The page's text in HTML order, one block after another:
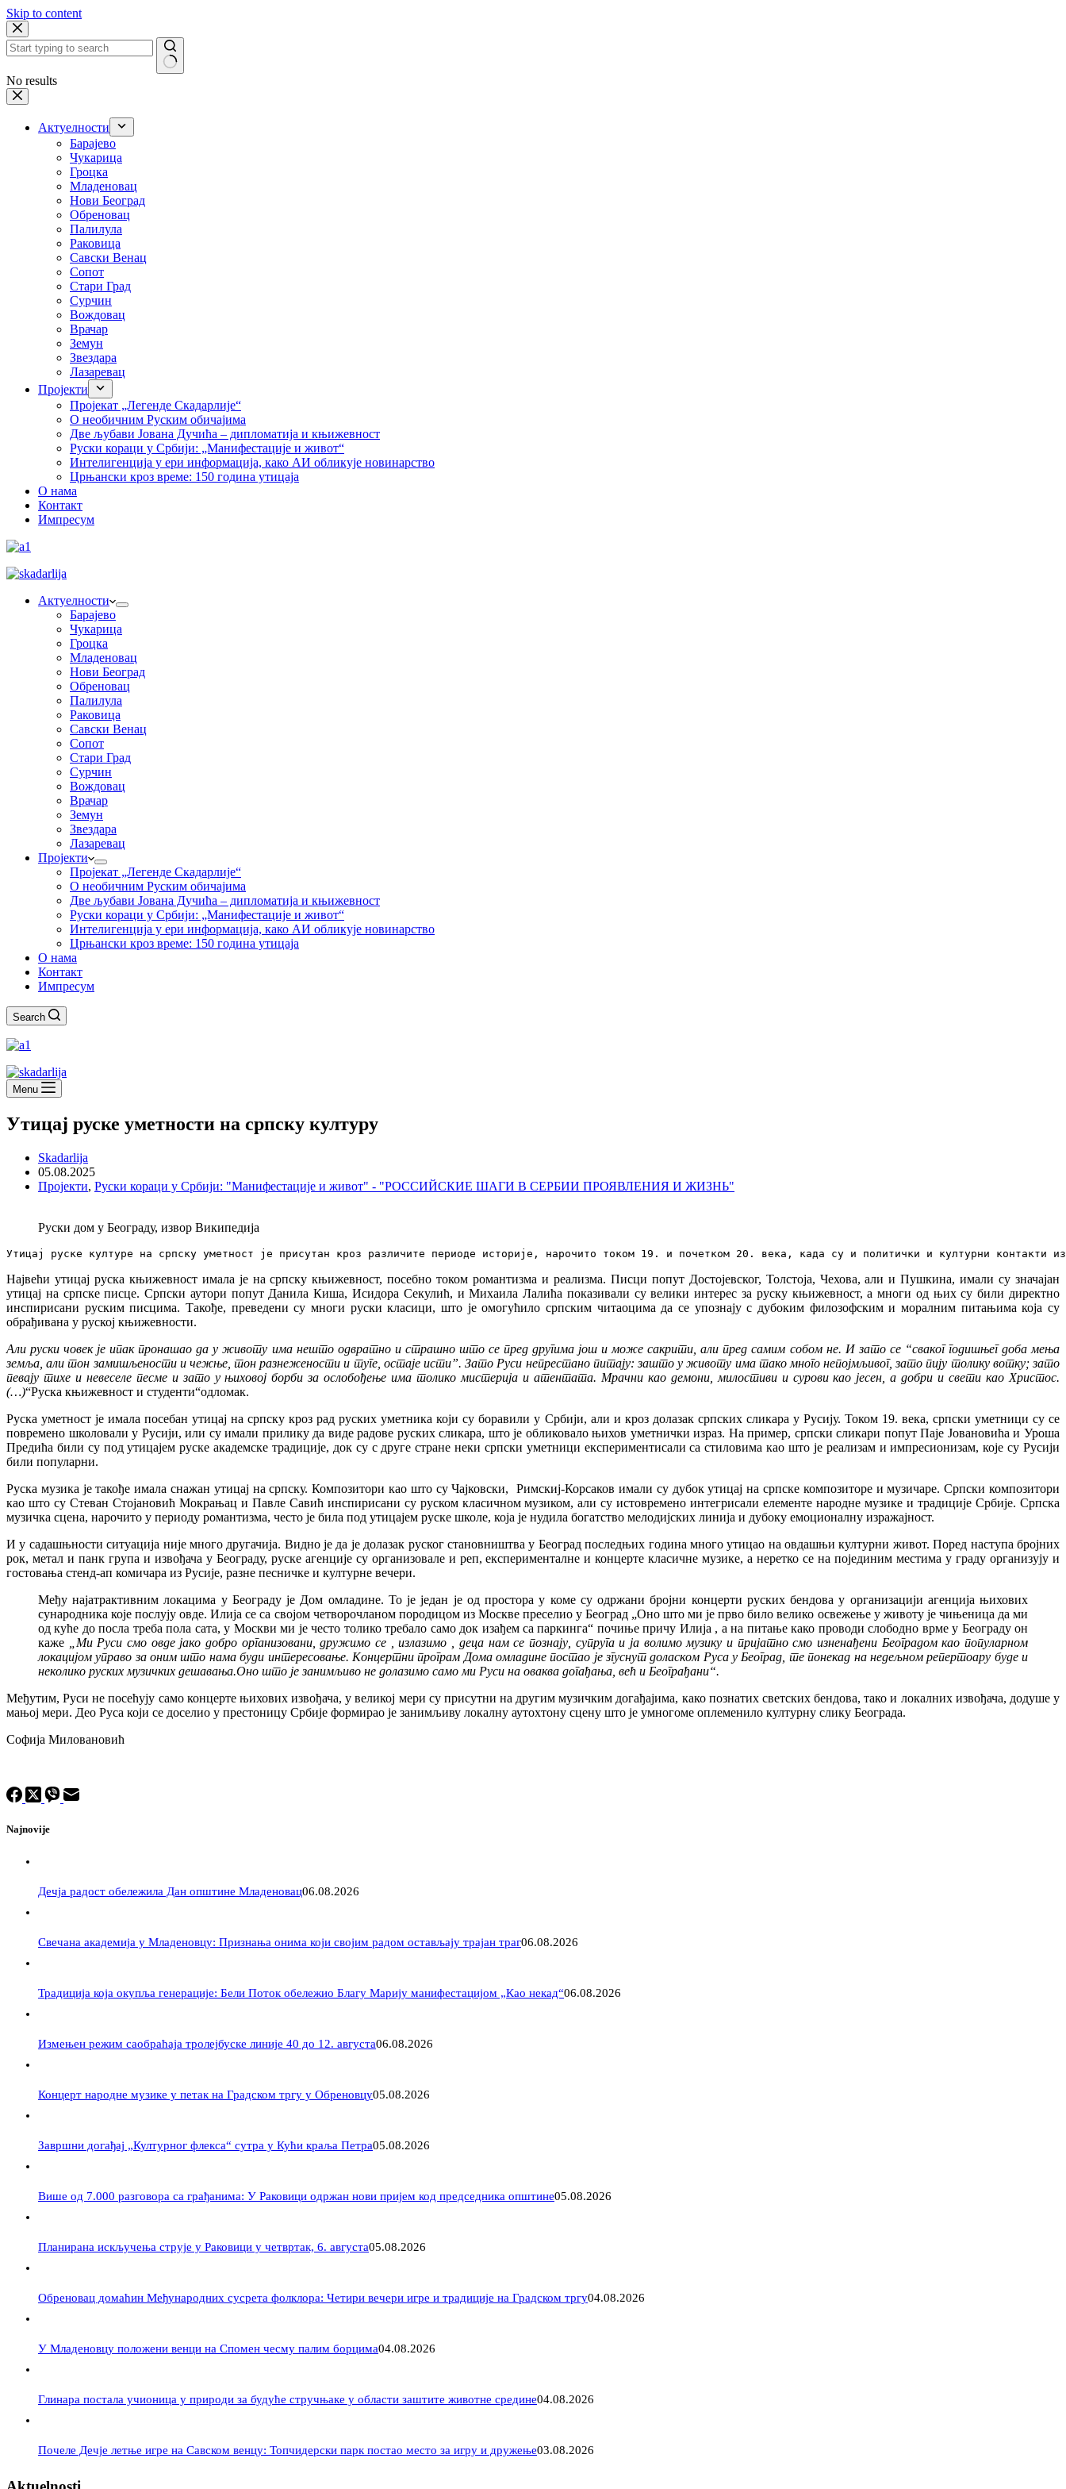
Skip to content
No results
Актуелности
Барајево
Чукарица
Гроцка
Младеновац
Нови Београд
Обреновац
Палилула
Раковица
Савски Венац
Сопот
Стари Град
Сурчин
Вождовац
Врачар
Земун
Звездара
Лазаревац
Пројекти
Пројекат „Легенде Скадарлије“
О необичним Руским обичајима
Две љубави Јована Дучића – дипломатија и књижевност
Руски кораци у Србији: „Манифестације и живот“
Интелигенција у ери информација, како АИ обликује новинарство
Црњански кроз време: 150 година утицаја
О нама
Контакт
Импресум
Актуелности
Барајево
Чукарица
Гроцка
Младеновац
Нови Београд
Обреновац
Палилула
Раковица
Савски Венац
Сопот
Стари Град
Сурчин
Вождовац
Врачар
Земун
Звездара
Лазаревац
Пројекти
Пројекат „Легенде Скадарлије“
О необичним Руским обичајима
Две љубави Јована Дучића – дипломатија и књижевност
Руски кораци у Србији: „Манифестације и живот“
Интелигенција у ери информација, како АИ обликује новинарство
Црњански кроз време: 150 година утицаја
О нама
Контакт
Импресум
Search
Menu
Утицај руске уметности на српску културу
Skadarlija
05.08.2025
Пројекти, Руски кораци у Србији: "Манифестације и живот" - "РОССИЙСКИЕ ШАГИ В СЕРБИИ ПРОЯВЛЕНИЯ И ЖИЗНЬ"
Руски дом у Београду, извор Википедија
Утицај руске културе на српску уметност је присутан кроз различите периоде историје, нарочито током 19. и почетком 20. века, када су и политички и културни
Највећи утицај руска књижевност имала је на српску књижевност, посебно током романтизма и реализма. Писци попут Достојевског, Толстоја, Чехова, али и Пушкина, имали су значајан
утицај на српске писце. Српски аутори попут Данила Киша, Исидора Секулић, и Михаила Лалића показивали су велики интерес за руску књижевност, а многи од њих су били директно
инспирисани руским писцима. Такође, преведени су многи руски класици, што је омогућило српским читаоцима да се упознају с дубоким филозофским и моралним питањима која су
обрађивана у руској књижевности.
Али руски човек је ипак пронашао да у животу има нешто одвратно и страшно што се пред другима још и може сакрити, али пред самим собом не. И зато се “сваког годишњег доба мења
земља, али тон замишљености и чежње, тон разнежености и туге, остаје исти”. Зато Руси непрестано питају: зашто у животу има тако много непојмљивог, зато пију толику вотку; зато
певају тихе и невеселе песме и зато у њиховој борби за ослобођење има толико мистерија и атентата. Мрачни као демони, милостиви и сурови као јесен, а добри и свети као Христос.
(…)“Руска књижевност и студенти“одломак.
Руска уметност је имала посебан утицај на српску кроз рад руских уметника који су боравили у Србији, али и кроз долазак српских сликара у Русију. Током 19. века, српски уметници су се
повремено школовали у Русији, или су имали прилику да виде радове руских сликара, што је обликовало њихов уметнички израз. На пример, српски сликари попут Паје Јовановића и Уроша
Предића били су под утицајем руске академске традиције, док су с друге стране неки српски уметници експериментисали са стиловима као што је реализам и импресионизам, које су Русији
били популарни.
Руска музика је такође имала снажан утицај на српску. Композитори као што су Чајковски, Римскиј-Корсаков имали су дубок утицај на српске композиторе и музичаре. Српски композитори
као што су Стеван Стојановић Мокрањац и Павле Савић инспирисани су руском класичном музиком, али су истовремено интегрисали елементе народне музике и традиције Србије. Српска
музичка сцена, нарочито у периоду романтизма, често је била под утицајем руске школе, која је нудила богатство мелодијских линија и дубоку емоционалну изражајност.
И у садашњности ситуација није много другачија. Видно је да је долазак руског становништва у Београд последњих година много утицао на овдашњи културни живот. Поред наступа бројних
рок, метал и панк група и извођача у Београду, руске агенције су организовале и реп, експерименталне и концерте класичне музике, а неретко се на појединим местима у граду организују и
гостовања стенд-ап комичара из Русије, разне песничке и културне вечери.
Међу најатрактивним локацима у Београду је Дом омладине. То је један је од простора у коме су одржани бројни концерти руских бендова у организацији агенција њихових
сународника које послују овде. Илија се са својом четворочланом породицом из Москве преселио у Београд „Оно што ми је прво било велико освежење у животу је чињеница да ми
од куће до посла треба пола сата, у Москви ми је често толико требало само док изађем са паркинга“ почиње причу Илија , а на питање како проводи слободно врме у Београду он
каже
„Ми Руси смо овде јако добро организовани, дружимо се , излазимо , деца нам се познају, супруга и ја волимо музику и пријатно смо изненађени Београдом као популарном
локацијом управо за оним што нама буди интересовање. Концертни програм Дома омладине постао је згуснут доласком Руса у Београд, те понекад на недељном репертоару буде и
неколико руских музичких дешавања.Оно што је занимљиво не долазимо само ми Руси на оваква догађања, већ и Београђани“.
Међутим, Руси не посећују само концерте њихових извођача, у великој мери су присутни на другим музичким догађајима, како познатих светских бендова, тако и локалних извођача, додуше у
мањој мери. Део Руса који се доселио у престоницу Србије формирао је занимљиву локалну аутохтону сцену што је умногоме оплеменило културну слику Београда.
Софија Миловановић
Najnovije
Дечја радост обележила Дан општине Младеновац06.08.2026
Свечана академија у Младеновцу: Признања онима који својим радом остављају трајан траг06.08.2026
Традиција која окупља генерације: Бели Поток обележио Благу Марију манифестацијом „Као некад“06.08.2026
Измењен режим саобраћаја тролејбуске линије 40 до 12. августа06.08.2026
Концерт народне музике у петак на Градском тргу у Обреновцу05.08.2026
Завршни догађај „Културног флекса“ сутра у Кући краља Петра05.08.2026
Више од 7.000 разговора са грађанима: У Раковици одржан нови пријем код председника општине05.08.2026
Планирана искључења струје у Раковици у четвртак, 6. августа05.08.2026
Обреновац домаћин Међународних сусрета фолклора: Четири вечери игре и традиције на Градском тргу04.08.2026
У Младеновцу положени венци на Спомен чесму палим борцима04.08.2026
Глинара постала учионица у природи за будуће стручњаке у области заштите животне средине04.08.2026
Почеле Дечје летње игре на Савском венцу: Топчидерски парк постао место за игру и дружење03.08.2026